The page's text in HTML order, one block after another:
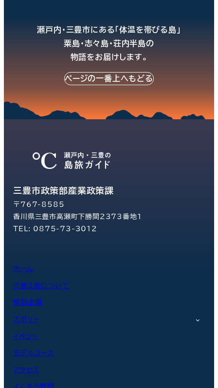
瀬戸内・三豊市にある「体温を帯びる島」
粟島・志々島・荘内半島の
物語をお届けします。
ページの一番上へもどる
三豊市政策部産業政策課
〒767-8585
香川県三豊市高瀬町下勝間2373番地1
TEL: 0875-73-3012
ホーム
三豊3島について
特別企画
スポット
イベント
モデルコース
アクセス
よくある質問